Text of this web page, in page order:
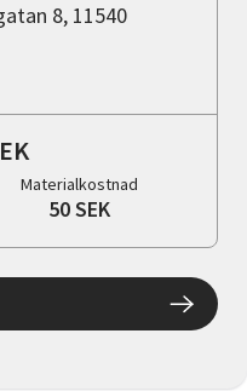
8, 11540
Materialkostnad
50 SEK